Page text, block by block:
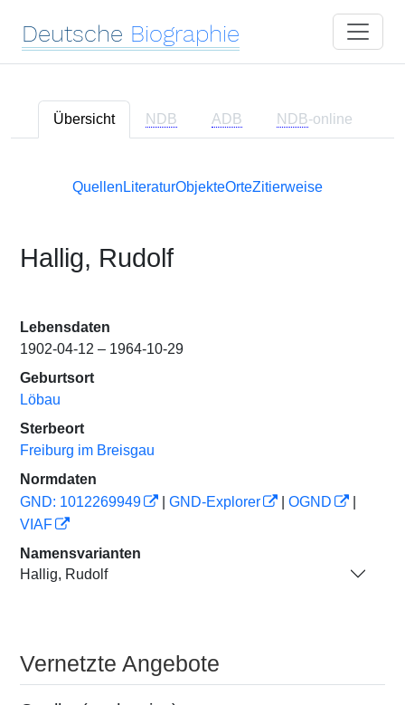
Deutsche Biographie
Übersicht NDB ADB NDB-online
Quellen LiteraturObjekteOrteZitierweise
Hallig, Rudolf
Lebensdaten
1902-04-12 – 1964-10-29
Geburtsort
Löbau
Sterbeort
Freiburg im Breisgau
Normdaten
GND: 1012269949
GND-Explorer OGND
VIAF
Namensvarianten
Hallig, Rudolf
Vernetzte Angebote